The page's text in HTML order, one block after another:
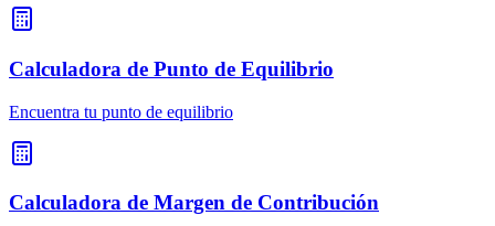
Calculadora de Punto de Equilibrio
Encuentra tu punto de equilibrio
Calculadora de Margen de Contribución